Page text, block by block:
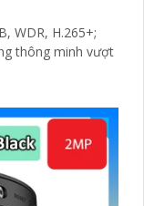
WDR, H.265+;
thông minh vượt